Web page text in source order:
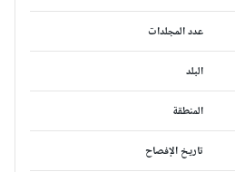
عدد المجلدات
البلد
المنطقة
تاريخ الإفصاح